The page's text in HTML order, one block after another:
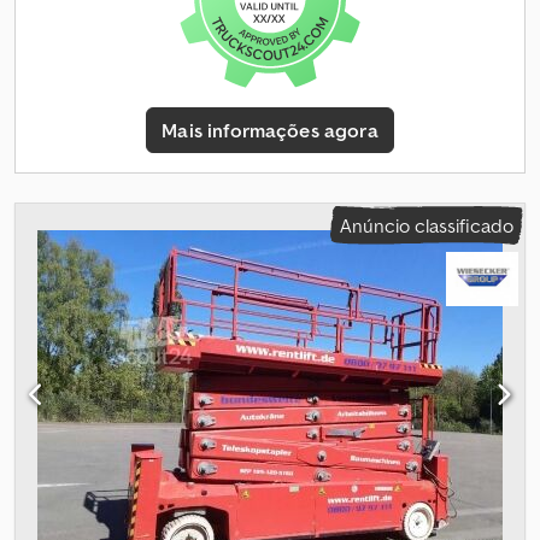
carga, estendido 750 kg Nº máx. de pessoas 4 Velocidade de
condução 0,4 - 5,0 km/h Tração 4 x 32 VAC / 3,3 kW Elevação 2 x 48
VDC / 10,0 kW Capacidade de subida 40% Peso 4.300 kg Sinais
normais de uso, totalmente funcional, UVV
Mais informações agora
Anúncio classificado